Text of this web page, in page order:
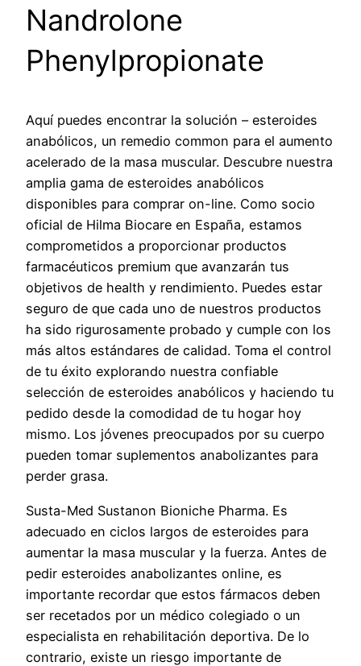
Nandrolone
Phenylpropionate
Aquí puedes encontrar la solución – esteroides
anabólicos, un remedio common para el aumento
acelerado de la masa muscular. Descubre nuestra
amplia gama de esteroides anabólicos
disponibles para comprar on-line. Como socio
oficial de Hilma Biocare en España, estamos
comprometidos a proporcionar productos
farmacéuticos premium que avanzarán tus
objetivos de health y rendimiento. Puedes estar
seguro de que cada uno de nuestros productos
ha sido rigurosamente probado y cumple con los
más altos estándares de calidad. Toma el control
de tu éxito explorando nuestra confiable
selección de esteroides anabólicos y haciendo tu
pedido desde la comodidad de tu hogar hoy
mismo. Los jóvenes preocupados por su cuerpo
pueden tomar suplementos anabolizantes para
perder grasa.
Susta-Med Sustanon Bioniche Pharma. Es
adecuado en ciclos largos de esteroides para
aumentar la masa muscular y la fuerza. Antes de
pedir esteroides anabolizantes online, es
importante recordar que estos fármacos deben
ser recetados por un médico colegiado o un
especialista en rehabilitación deportiva. De lo
contrario, existe un riesgo importante de